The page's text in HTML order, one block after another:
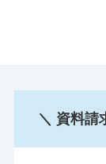
＼ 資料請